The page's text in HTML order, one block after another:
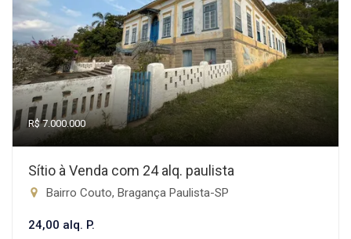
R$ 7.000.000
Sítio à Venda com 24 alq. paulista
Bairro Couto, Bragança Paulista-SP
24,00 alq. P.